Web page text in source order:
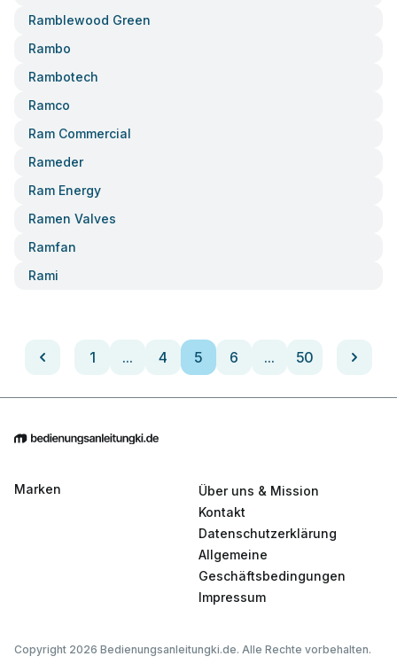
Ramblewood Green
Rambo
Rambotech
Ramco
Ram Commercial
Rameder
Ram Energy
Ramen Valves
Ramfan
Rami
1 ... 4 5 6 ... 50
Marken
Über uns & Mission
Kontakt
Datenschutzerklärung
Allgemeine
Geschäftsbedingungen
Impressum
Copyright 2026 Bedienungsanleitungki.de. Alle Rechte vorbehalten.